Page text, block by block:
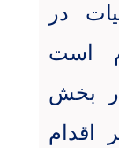
در
است
بخش
اقدام